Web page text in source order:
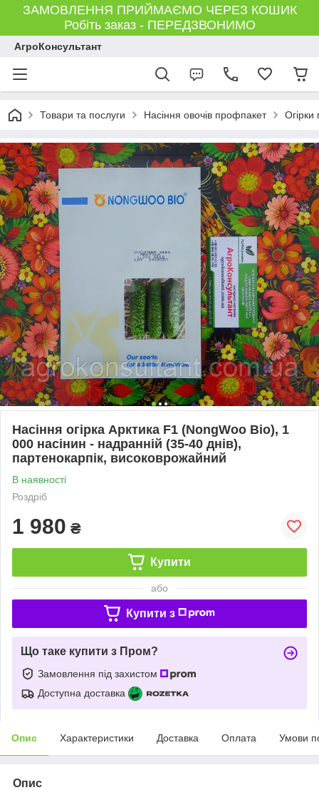
ЗАМОВЛЕННЯ ПРИЙМАЄМО ЧЕРЕЗ КОШИК
Робіть заказ - ПЕРЕДЗВОНИМО
АгроКонсультант
Товари та послуги Насіння овочів профпакет Огірки
Насіння огірка Арктика F1 (NongWoo Bio), 1
000 насінин - надранній (35-40 днів),
партенокарпік, високоврожайний
В наявності
Роздріб
1 980 ₴
Купити
або
Купити з
Що таке купити з Пром?
Замовлення під захистом
Доступна доставка
Опис Характеристики Доставка Оплата Умови
Опис